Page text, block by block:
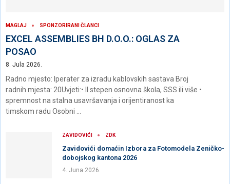
MAGLAJ SPONZORIRANI ČLANCI
EXCEL ASSEMBLIES BH D.O.O.: OGLAS ZA
POSAO
8. Jula 2026.
Radno mjesto: Iperater za izradu kablovskih sastava Broj
radnih mjesta: 20Uvjeti:• II stepen osnovna škola, SSS ili više •
spremnost na stalna usavršavanja i orijentiranost ka
timskom radu Osobni …
ZAVIDOVIĆI ZDK
Zavidovići domaćin Izbora za Fotomodela Zeničko-
dobojskog kantona 2026
4. Juna 2026.